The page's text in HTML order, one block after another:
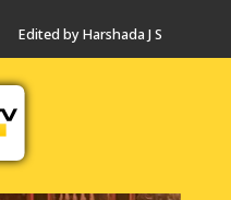
Edited by Harshada J S